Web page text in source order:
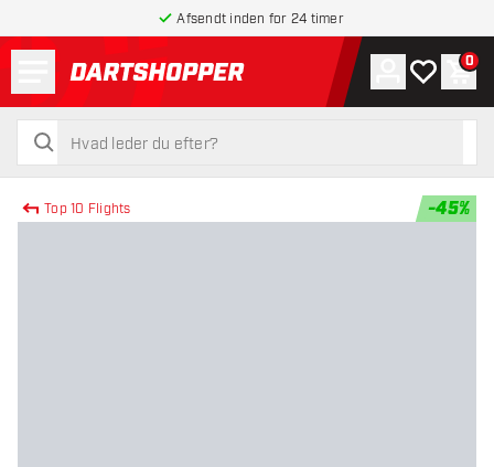
Afsendt inden for 24 timer
tilbage til forsiden
søg
søg
Konto
Min 0
Top 10 Flights -45%